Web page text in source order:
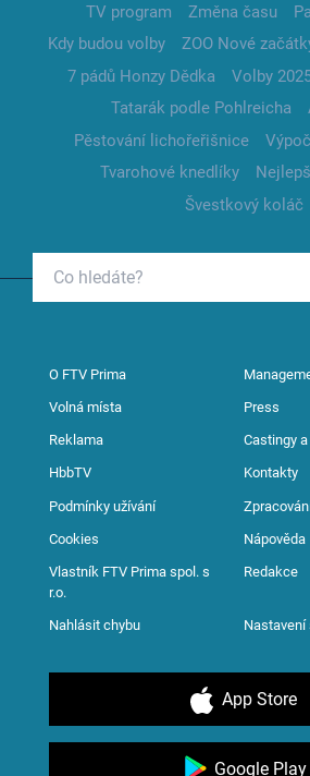
TV program
Změna času
Kdy budou volby
ZOO Nové
7 pádů Honzy Dědka
Volby
Tatarák podle Pohlreicha
Pěstování lichořeřišnice
Tvarohové knedlíky
Švestkový koláč
O FTV Prima
Volná místa Press
Reklama Castingy a
HbbTV Kontakty
Podmínky užívání
Cookies Nápověda
Vlastník FTV Prima spol. s
r.o.
Redakce
Nahlásit chybu
App Store
Google Play